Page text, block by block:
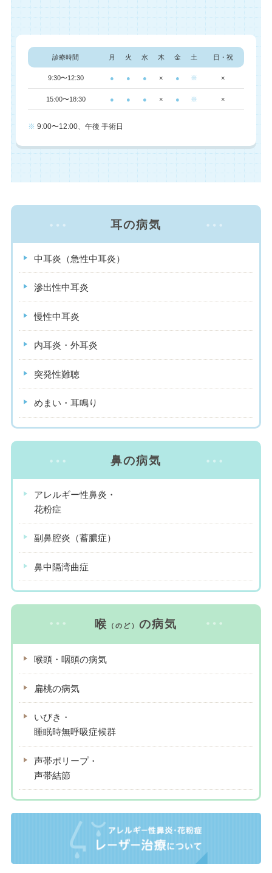
診療時間 月 火 水 木 金 土 日・祝
9:30〜12:30 ● ● ● × ● ※ ×
15:00〜18:30 ● ● ● × ● ※ ×
※ 9:00〜12:00、午後 手術日
耳の病気
中耳炎（急性中耳炎）
滲出性中耳炎
慢性中耳炎
内耳炎・外耳炎
突発性難聴
めまい・耳鳴り
鼻の病気
アレルギー性鼻炎・
花粉症
副鼻腔炎（蓄膿症）
鼻中隔湾曲症
喉 （のど） の病気
喉頭・咽頭の病気
扁桃の病気
いびき・
睡眠時無呼吸症候群
声帯ポリープ・
声帯結節